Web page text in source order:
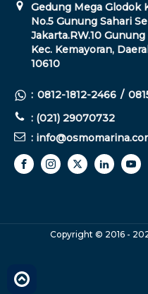
Gedung Mega Glodok
No.5 Gunung Sahari
Jakarta.RW.10
Kec. Kemayoran,
10610
: 0812-1812-2466 /
: (021) 29070732
:
Copyright © 2016 -